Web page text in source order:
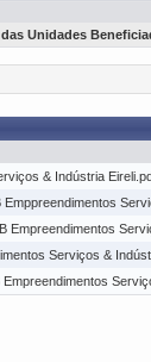
Unidades
& Indústria
Empreendimentos
Serviços &